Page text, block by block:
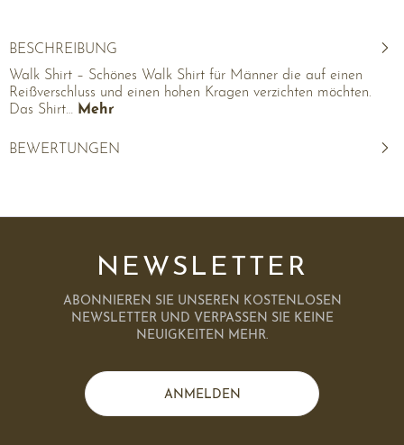
BESCHREIBUNG
Walk Shirt – Schönes Walk Shirt für Männer die auf einen
Reißverschluss und einen hohen Kragen verzichten möchten.
Das Shirt… Mehr
BEWERTUNGEN
NEWSLETTER
ABONNIEREN SIE UNSEREN KOSTENLOSEN
NEWSLETTER UND VERPASSEN SIE KEINE
NEUIGKEITEN MEHR.
ANMELDEN